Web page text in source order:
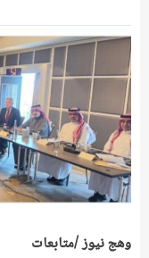
وهج نيوز /متابعات